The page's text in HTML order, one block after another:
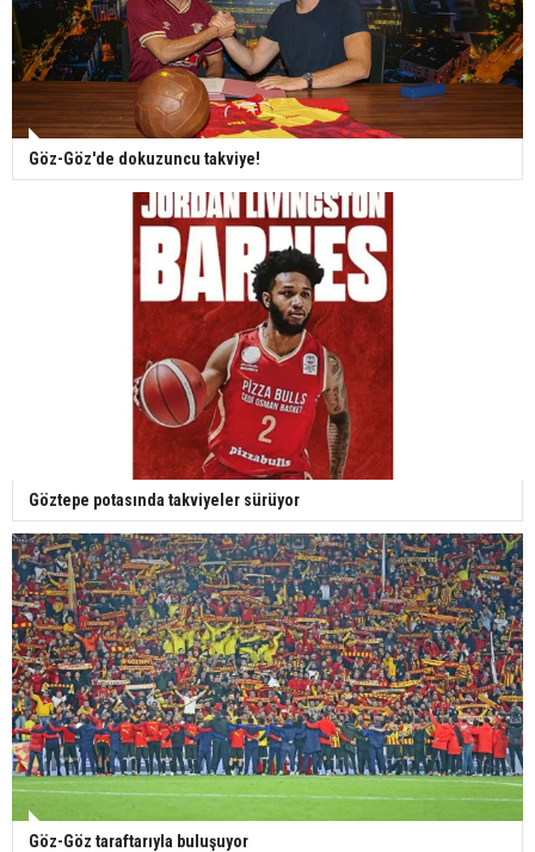
Göz-Göz'de dokuzuncu takviye!
Göztepe potasında takviyeler sürüyor
Göz-Göz taraftarıyla buluşuyor